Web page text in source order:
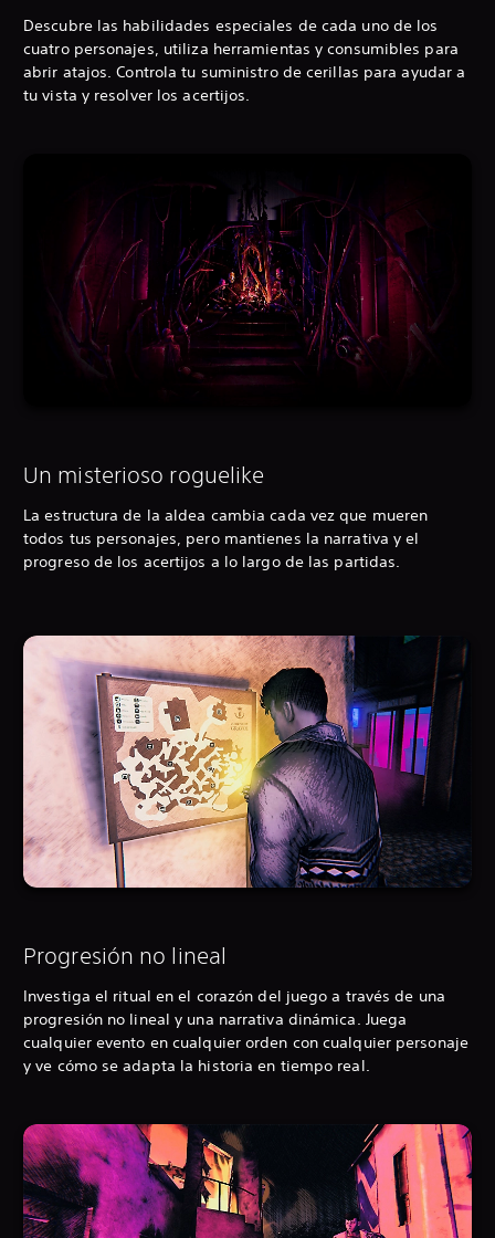
Descubre las habilidades especiales de cada uno de los
cuatro personajes, utiliza herramientas y consumibles para
abrir atajos. Controla tu suministro de cerillas para ayudar a
tu vista y resolver los acertijos.
Un misterioso roguelike
La estructura de la aldea cambia cada vez que mueren
todos tus personajes, pero mantienes la narrativa y el
progreso de los acertijos a lo largo de las partidas.
Progresión no lineal
Investiga el ritual en el corazón del juego a través de una
progresión no lineal y una narrativa dinámica. Juega
cualquier evento en cualquier orden con cualquier personaje
y ve cómo se adapta la historia en tiempo real.